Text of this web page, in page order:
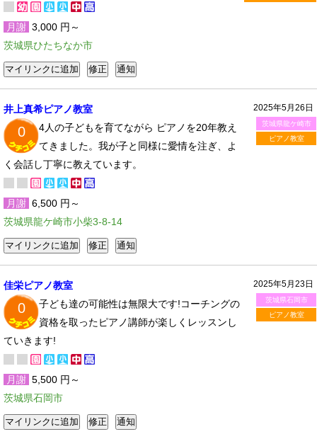
月謝 3,000 円～
茨城県ひたちなか市
2025年5月26日
茨城県龍ケ崎市
ピアノ教室
井上真希ピアノ教室
0
4人の子どもを育てながら ピアノを20年教え
てきました。我が子と同様に愛情を注ぎ、よ
く会話し丁寧に教えています。
月謝 6,500 円～
茨城県龍ケ崎市小柴3-8-14
2025年5月23日
茨城県石岡市
ピアノ教室
佳栄ピアノ教室
0
子ども達の可能性は無限大です!コーチングの
資格を取ったピアノ講師が楽しくレッスンし
ていきます!
月謝 5,500 円～
茨城県石岡市